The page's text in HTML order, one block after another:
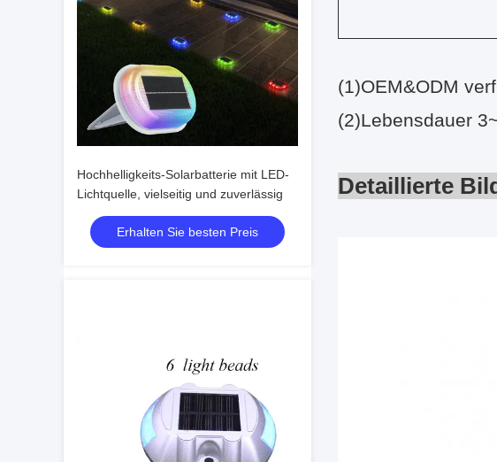
Hochhelligkeits-Solarbatterie mit LED-
Lichtquelle, vielseitig und zuverlässig
Erhalten Sie besten Preis
(1)OEM&ODM
(2)Lebensdauer
Detaillierte